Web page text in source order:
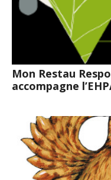
Mon Restau
accompagne